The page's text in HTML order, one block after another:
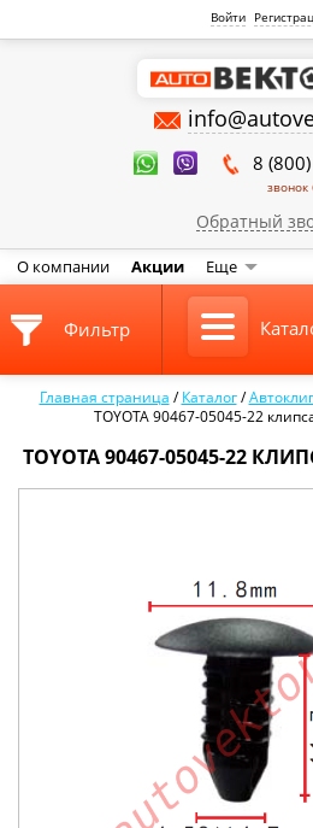
Войти
8
звонок
Обратный
О компании Акции Еще
Главная страница /Каталог /
TOYOTA 90467-05045-22
TOYOTA 90467-05045-22
Фильтр